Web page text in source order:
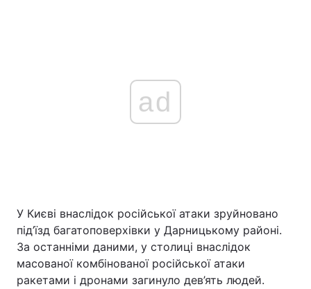
ad
У Києві внаслідок російської атаки зруйновано
під’їзд багатоповерхівки у Дарницькому районі.
За останніми даними, у столиці внаслідок
масованої комбінованої російської атаки
ракетами і дронами загинуло дев’ять людей.